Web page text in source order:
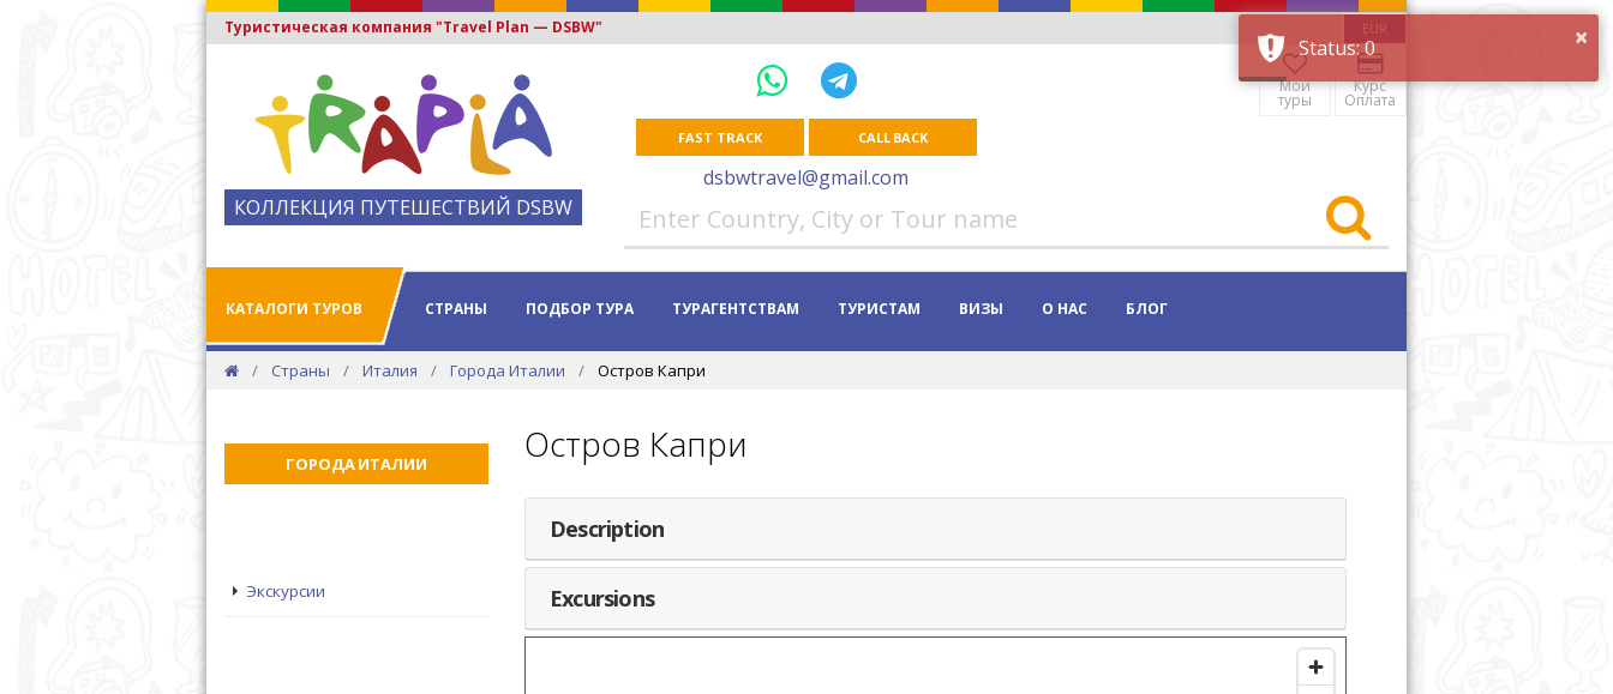
Туристическая компания "Travel Plan — DSBW" EUR
КОЛЛЕКЦИЯ ПУТЕШЕСТВИЙ DSBW
FAST TRACK CALL BACK
dsbwtravel@gmail.com
Мои
туры
Курс
Оплата
КАТАЛОГИ ТУРОВ СТРАНЫ ПОДБОР ТУРА ТУРАГЕНТСТВАМ ТУРИСТАМ ВИЗЫ О НАС БЛОГ
Страны Италия Города Италии Остров Капри
ГОРОДА ИТАЛИИ
Экскурсии
Остров Капри
Description
Excursions
×
Status: 0